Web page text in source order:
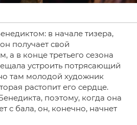
в начале тизера,
получает свой
а в конце третьего сезона
устроить потрясающий
там молодой художник
растопит его сердце.
поэтому, когда она
с бала, он, конечно, начнет